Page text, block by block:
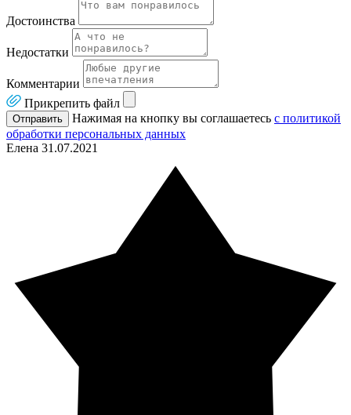
Достоинства
Недостатки
Комментарии
Прикрепить файл
Отправить Нажимая на кнопку вы соглашаетесь с политикой
обработки персональных данных
Елена 31.07.2021